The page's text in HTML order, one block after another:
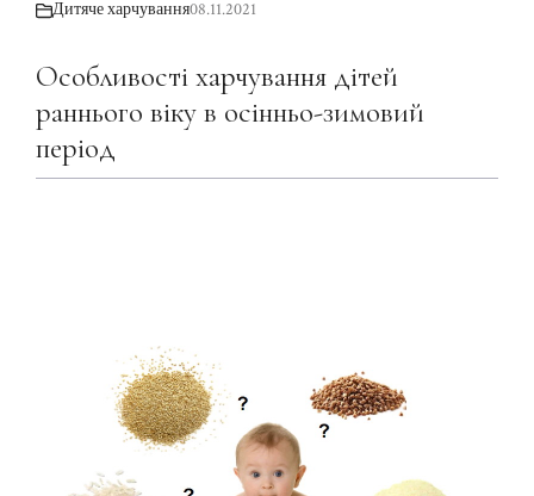
Дитяче харчування08.11.2021
Особливості харчування дітей
раннього віку в осінньо-зимовий
період